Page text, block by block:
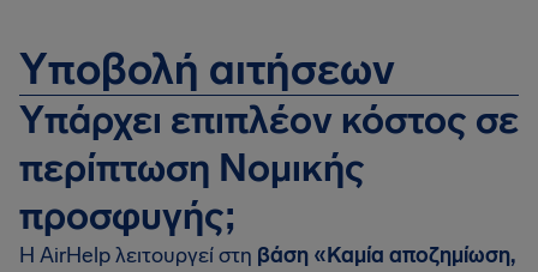
Υποβολή αιτήσεων
Υπάρχει επιπλέον κόστος σε
περίπτωση Νομικής
προσφυγής;
Η AirHelp λειτουργεί στη βάση «Καμία αποζημίωση,